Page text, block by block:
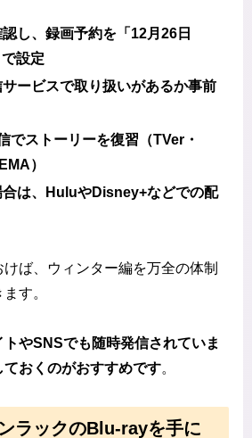
し、録画予約を「12月26日
で設定
ービスで取り扱いがあるか事前
でストーリーを復習（TVer・
）
は、HuluやDisney+などでの配
ば、ウィンター編を万全の体制
す。
やSNSでも随時発信されていま
おくのがおすすめです。
ラックのBlu-rayを手に